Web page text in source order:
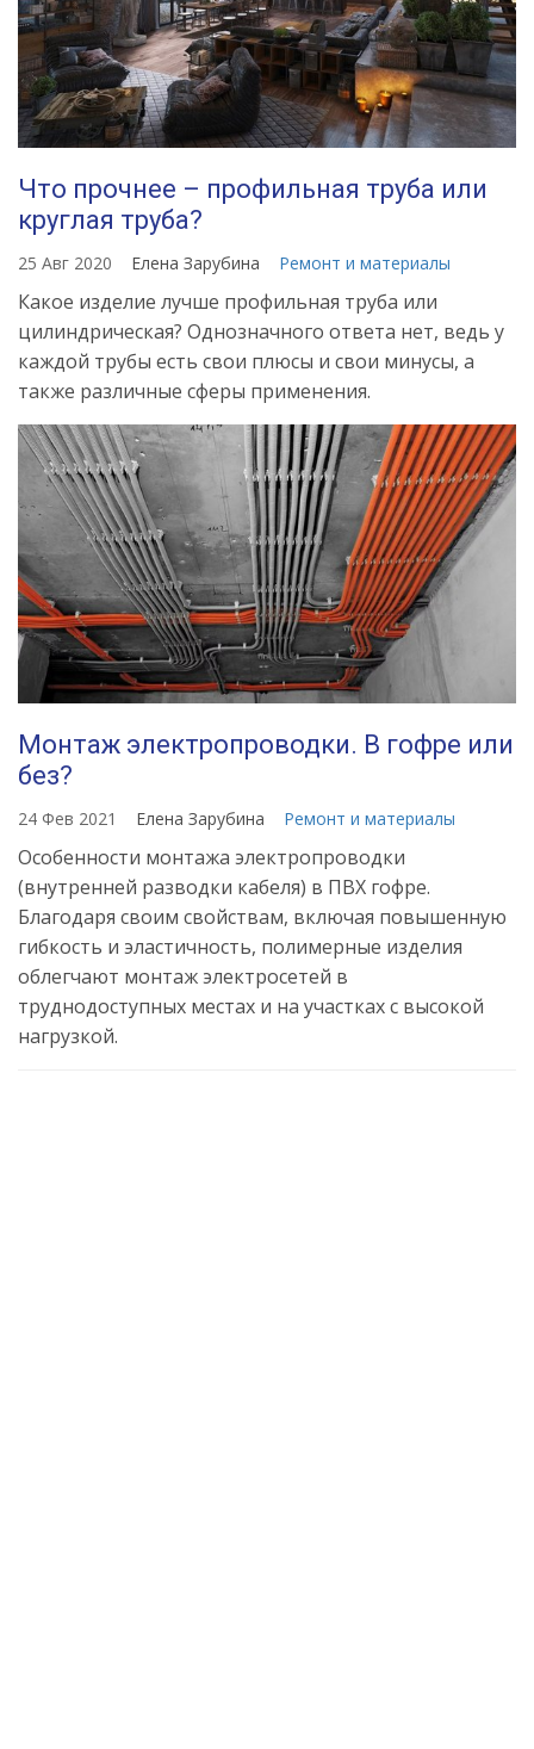
Что прочнее – профильная труба или
круглая труба?
25 Авг 2020 Елена Зарубина Ремонт и материалы
Какое изделие лучше профильная труба или
цилиндрическая? Однозначного ответа нет, ведь у
каждой трубы есть свои плюсы и свои минусы, а
также различные сферы применения.
Монтаж электропроводки. В гофре или
без?
24 Фев 2021 Елена Зарубина Ремонт и материалы
Особенности монтажа электропроводки
(внутренней разводки кабеля) в ПВХ гофре.
Благодаря своим свойствам, включая повышенную
гибкость и эластичность, полимерные изделия
облегчают монтаж электросетей в
труднодоступных местах и на участках с высокой
нагрузкой.